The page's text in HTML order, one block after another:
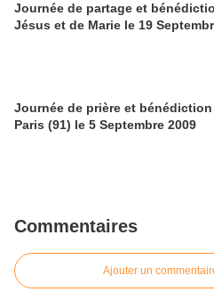
Journée de partage et
Jésus et de Marie le 19
Journée de prière et
Paris (91) le 5 Septembre 2009
Commentaires
Ajouter un